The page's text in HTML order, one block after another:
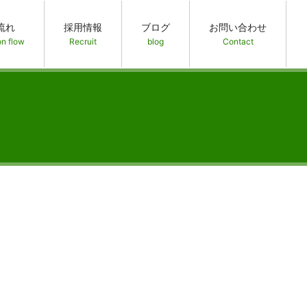
れ
flow
採用情報
Recruit
ブログ
blog
お問い合わせ
Contact